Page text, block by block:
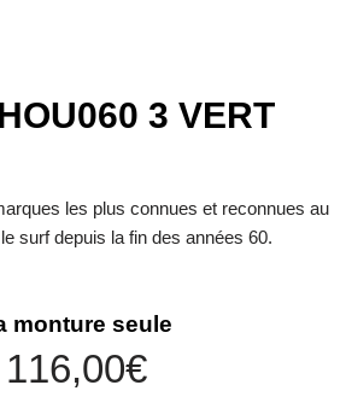
3 VERT
les plus connues et reconnues au
surf depuis la fin des années 60.
monture seule
116,00€